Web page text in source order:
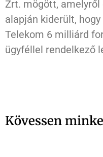
Zrt. mögött,
alapján kiderült,
Telekom 6 milliárd
ügyféllel rendelkező
Kövessen